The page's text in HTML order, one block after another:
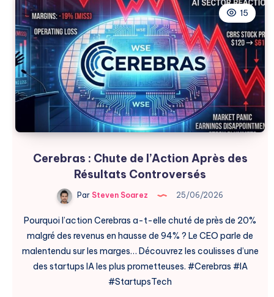
15
Cerebras : Chute de l’Action Après des
Résultats Controversés
Par Steven Soarez 25/06/2026
Pourquoi l’action Cerebras a-t-elle chuté de près de 20%
malgré des revenus en hausse de 94% ? Le CEO parle de
malentendu sur les marges… Découvrez les coulisses d’une
des startups IA les plus prometteuses. #Cerebras #IA
#StartupsTech